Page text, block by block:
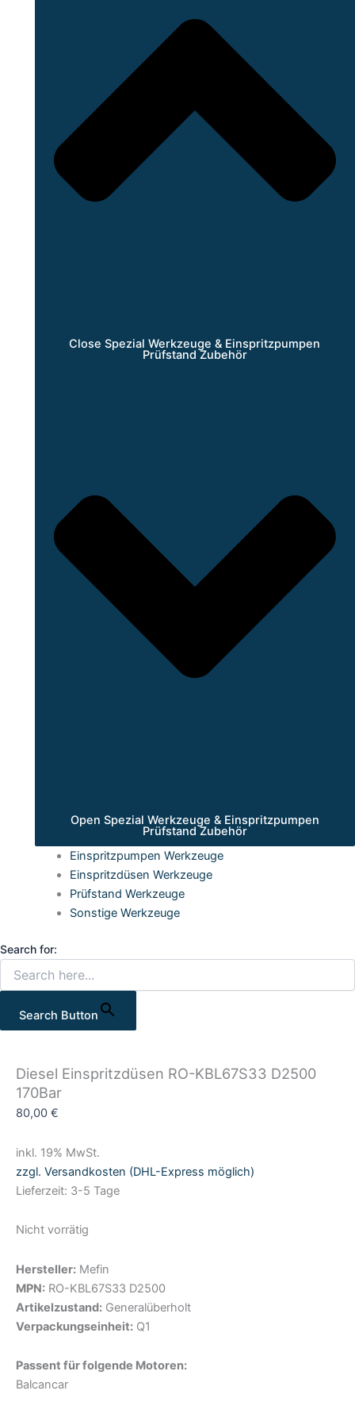
Close Spezial Werkzeuge & Einspritzpumpen
Prüfstand Zubehör
Open Spezial Werkzeuge & Einspritzpumpen
Prüfstand Zubehör
Einspritzpumpen Werkzeuge
Einspritzdüsen Werkzeuge
Prüfstand Werkzeuge
Sonstige Werkzeuge
Search for:
Search Button
Diesel Einspritzdüsen RO-KBL67S33 D2500
170Bar
80,00 €
inkl. 19% MwSt.
zzgl. Versandkosten (DHL-Express möglich)
Lieferzeit: 3-5 Tage
Nicht vorrätig
Hersteller: Mefin
MPN: RO-KBL67S33 D2500
Artikelzustand: Generalüberholt
Verpackungseinheit: Q1
Passent für folgende Motoren:
Balcancar